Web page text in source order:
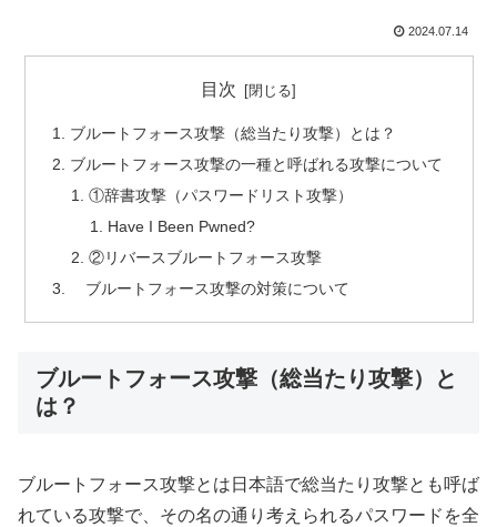
2024.07.14
目次
ブルートフォース攻撃（総当たり攻撃）とは？
ブルートフォース攻撃の一種と呼ばれる攻撃について
①辞書攻撃（パスワードリスト攻撃）
Have I Been Pwned?
②リバースブルートフォース攻撃
ブルートフォース攻撃の対策について
ブルートフォース攻撃（総当たり攻撃）と
は？
ブルートフォース攻撃とは日本語で総当たり攻撃とも呼ば
れている攻撃で、その名の通り考えられるパスワードを全